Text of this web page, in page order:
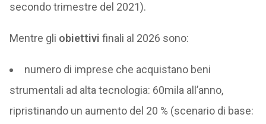
secondo trimestre del 2021).
Mentre gli obiettivi finali al 2026 sono:
numero di imprese che acquistano beni
strumentali ad alta tecnologia: 60mila all’anno,
ripristinando un aumento del 20 % (scenario di base: